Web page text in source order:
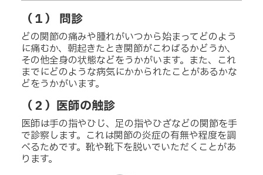
（１） 問診
どの関節の痛みや腫れがいつから始まってどのよう
に痛むか、朝起きたとき関節がこわばるかどうか、
その他全身の状態などをうかがいます。また、これ
までにどのような病気にかかられたことがあるかな
どをうかがいます。
（２）医師の触診
医師は手の指やひじ、足の指やひざなどの関節を手
で診察します。これは関節の炎症の有無や程度を調
べるためです。靴や靴下を脱いでいただくことがあ
ります。